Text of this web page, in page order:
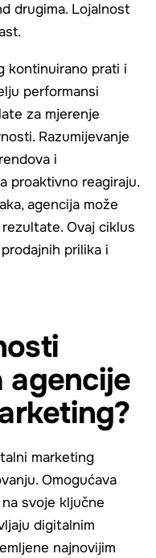
drugima. Lojalnost
kontinuirano prati i
performansi
za mjerenje
Razumijevanje
i
proaktivno reagiraju.
agencija može
Ovaj ciklus
prilika i
agencije
marketing
Omogućava
svoje ključne
digitalnim
najnovijim